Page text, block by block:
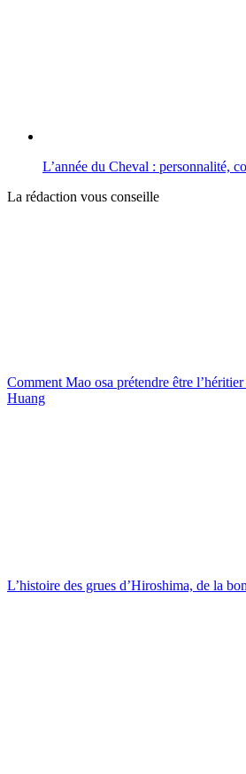
L’année du Cheval : personnalité,
La rédaction vous conseille
Comment Mao osa prétendre être
Huang
L’histoire des grues d’Hiroshima, de la